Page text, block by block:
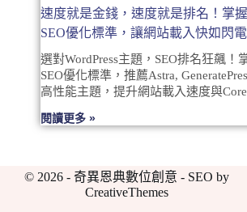
速度就是金錢，速度就是排名！掌握
SEO優化標準，讓網站載入快如閃電
選對WordPress主題，SEO排名狂飆！
SEO優化標準，推薦Astra,
高性能主題，提升網站載入速度與Core
閱讀更多 »
© 2026 - 奇異恩典數位創意 - SEO by
CreativeThemes